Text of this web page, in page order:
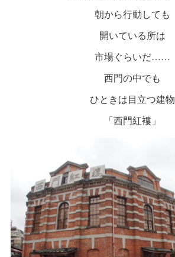
朝から行動しても
開いている所は
市場ぐらいだ……
西門の中でも
ひときは目立つ建物
「西門紅褸」